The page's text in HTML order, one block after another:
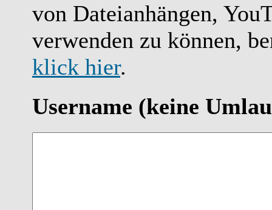
von Dateianhängen,
verwenden zu können,
klick hier.
Username (keine